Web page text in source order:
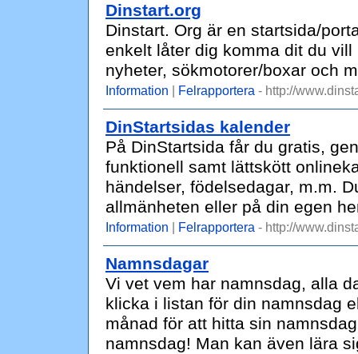
Dinstart.org
Dinstart. Org är en startsida/
enkelt låter dig komma dit du
nyheter, sökmotorer/boxar och
Information | Felrapportera - http://
DinStartsidas kalender
På DinStartsida får du gratis,
funktionell samt lättskött
händelser, födelsedagar, m.m.
allmänheten eller på din egen
Information | Felrapportera - http://
Namnsdagar
Vi vet vem har namnsdag, alla
klicka i listan för din namnsdag
månad för att hitta sin
namnsdag! Man kan även lära